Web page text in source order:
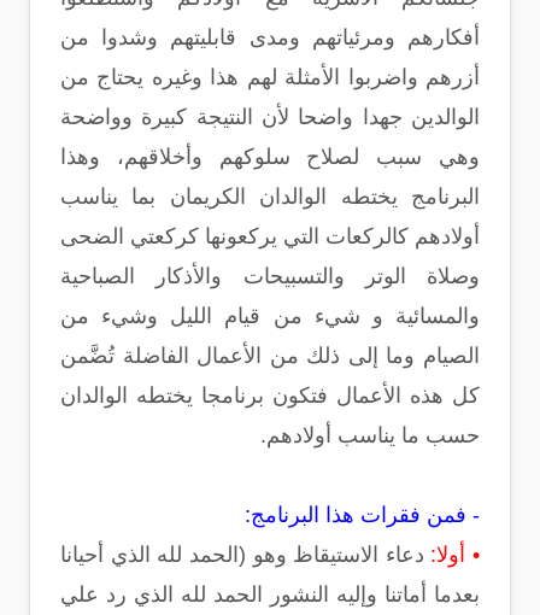
أفكارهم ومرئياتهم ومدى قابليتهم وشدوا من
أزرهم واضربوا الأمثلة لهم هذا وغيره يحتاج من
الوالدين جهدا واضحا لأن النتيجة كبيرة وواضحة
وهي سبب لصلاح سلوكهم وأخلاقهم، وهذا
البرنامج يختطه الوالدان الكريمان بما يناسب
أولادهم كالركعات التي يركعونها كركعتي الضحى
وصلاة الوتر والتسبيحات والأذكار الصباحية
والمسائية و شيء من قيام الليل وشيء من
الصيام وما إلى ذلك من الأعمال الفاضلة تُضَّمن
كل هذه الأعمال فتكون برنامجا يختطه الوالدان
حسب ما يناسب أولادهم.
- فمن فقرات هذا البرنامج:
• أولا: دعاء الاستيقاظ وهو (الحمد لله الذي أحيانا
بعدما أماتنا وإليه النشور الحمد لله الذي رد علي